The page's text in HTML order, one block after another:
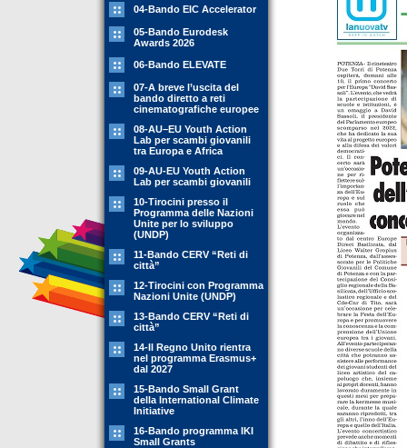
04-Bando EIC Accelerator
05-Bando Eurodesk
Awards 2026
06-Bando ELEVATE
07-A breve l’uscita del
bando diretto a reti
cinematografiche europee
08-AU–EU Youth Action
Lab per scambi giovanili
tra Europa e Africa
09-AU-EU Youth Action
Lab per scambi giovanili
10-Tirocini presso il
Programma delle Nazioni
Unite per lo sviluppo
(UNDP)
11-Bando CERV “Reti di
città”
12-Tirocini con Programma
Nazioni Unite (UNDP)
13-Bando CERV “Reti di
città”
14-Il Regno Unito rientra
nel programma Erasmus+
dal 2027
15-Bando Small Grant
della International Climate
Initiative
16-Bando programma IKI
Small Grants